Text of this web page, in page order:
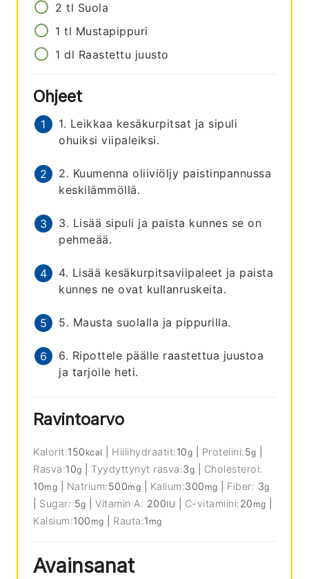
2 tl Suola
1 tl Mustapippuri
1 dl Raastettu juusto
Ohjeet
1. Leikkaa kesäkurpitsat ja sipuli
ohuiksi viipaleiksi.
2. Kuumenna oliiviöljy paistinpannussa
keskilämmöllä.
3. Lisää sipuli ja paista kunnes se on
pehmeää.
4. Lisää kesäkurpitsaviipaleet ja paista
kunnes ne ovat kullanruskeita.
5. Mausta suolalla ja pippurilla.
6. Ripottele päälle raastettua juustoa
ja tarjoile heti.
Ravintoarvo
Kalorit:150 kcal Hiilihydraatit:10g Proteiini:5g
Rasva:10g Tyydyttynyt rasva:3g
Cholesterol:
10mg Natrium:500mg Kalium:300 mg Fiber: 3g
Sugar: 5g |Vitamin A: 200IU C-vitamiini:20 mg
Kalsium:100 mg Rauta:1 mg
Avainsanat